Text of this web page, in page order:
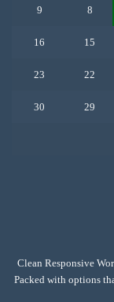
8
9
15
16
22
23
29
30
Clean Responsive
Packed with options